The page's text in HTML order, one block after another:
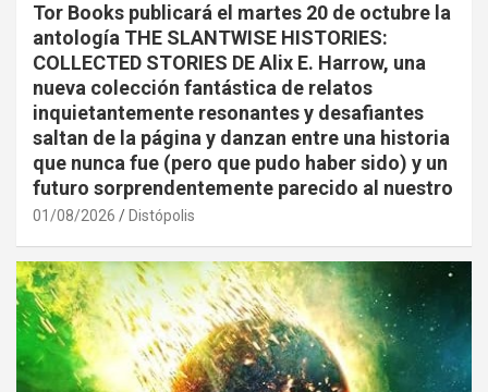
Tor Books publicará el martes 20 de octubre la
antología THE SLANTWISE HISTORIES:
COLLECTED STORIES DE Alix E. Harrow, una
nueva colección fantástica de relatos
inquietantemente resonantes y desafiantes
saltan de la página y danzan entre una historia
que nunca fue (pero que pudo haber sido) y un
futuro sorprendentemente parecido al nuestro
01/08/2026 Distópolis